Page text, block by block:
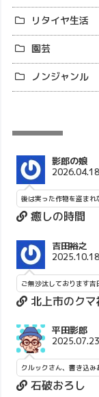
リタイヤ生活
園芸
ノンジャンル
影郎の娘
2026.04.18
後は実った作物を盗ま
癒しの時間
吉田裕之
2025.10.18
ご無沙汰しております
北上市のクマ
平田影郎
2025.07.23
クルックさん、書き込
石破おろし